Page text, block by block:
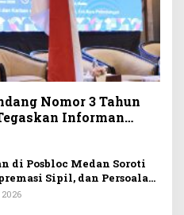
Nomor 3 Tahun
Informan
LPSK
di Posbloc Medan Soroti
Sipil, dan Persoalan